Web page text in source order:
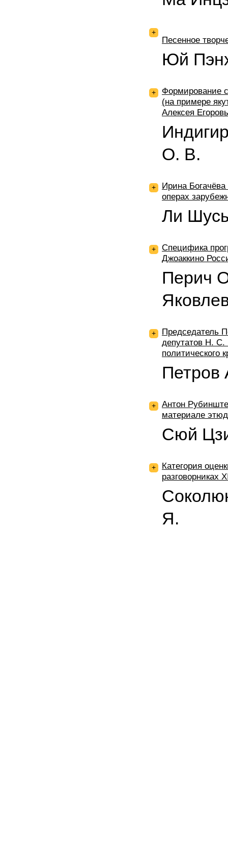
+
Песенное
Юй
+
Формирование
(на примере
Алексея
О. В.
+
Ирина
операх
Ли
+
Специфика
Джоаккино
Перич
+
Председатель
депутатов Н. С.
политического
+
Антон
материале
Сюй
+
Категория
разговорниках
Я.